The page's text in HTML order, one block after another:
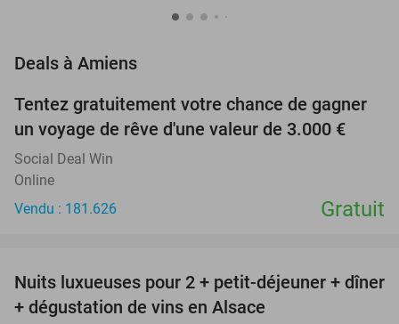
Deals à Amiens
Tentez gratuitement votre chance de gagner
un voyage de rêve d'une valeur de 3.000 €
Social Deal Win
Online
Vendu : 181.626
Gratuit
28%
Nuits luxueuses pour 2 + petit-déjeuner + dîner
+ dégustation de vins en Alsace